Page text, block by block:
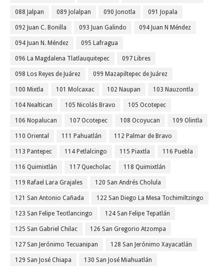
088 Jalpan 089 Jolalpan 090 Jonotla 091 Jopala
092 Juan C. Bonilla 093 Juan Galindo 094 Juan N Méndez
094 Juan N. Méndez 095 Lafragua
096 La Magdalena Tlatlauquitepec 097 Libres
098 Los Reyes de Juárez 099 Mazapiltepec de Juárez
100 Mixtla 101 Molcaxac 102 Naupan 103 Nauzontla
104 Nealtican 105 Nicolás Bravo 105 Ocotepec
106 Nopalucan 107 Ocotepec 108 Ocoyucan 109 Olintla
110 Oriental 111 Pahuatlán 112 Palmar de Bravo
113 Pantepec 114 Petlalcingo 115 Piaxtla 116 Puebla
116 Quimixtlán 117 Quecholac 118 Quimixtlán
119 Rafael Lara Grajales 120 San Andrés Cholula
121 San Antonio Cañada 122 San Diego La Mesa Tochimiltzingo
123 San Felipe Teotlancingo 124 San Felipe Tepatlán
125 San Gabriel Chilac 126 San Gregorio Atzompa
127 San Jerónimo Tecuanipan 128 San Jerónimo Xayacatlán
129 San José Chiapa 130 San José Miahuatlán